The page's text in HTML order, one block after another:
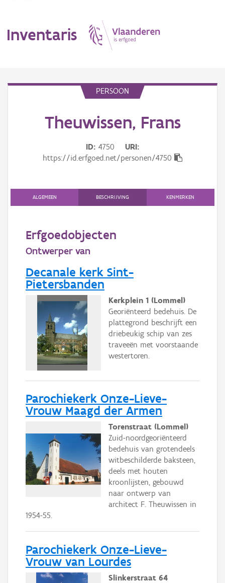
Inventaris
Thema
Persoon of collectief
Downloads
Hergebruik
Aanmelden
PERSOON
Theuwissen, Frans
ID 4750
URI
https://id.erfgoed.net/personen/4750
ALGEMEEN BESCHRIJVING KENMERKEN
Erfgoedobjecten
Ontwerper van
Decanale kerk Sint-
Pietersbanden
Kerkplein 1 (Lommel)
Georiënteerd bedehuis. De
plattegrond beschrijft een
driebeukig schip van zes
traveeën met voorstaande
westertoren.
Parochiekerk Onze-Lieve-
Vrouw Maagd der Armen
Torenstraat (Lommel)
Zuid-noordgeoriënteerd
bedehuis van grotendeels
witbeschilderde baksteen,
deels met houten
kroonlijsten, gebouwd
naar ontwerp van
architect F. Theuwissen in
1954-55.
Parochiekerk Onze-Lieve-
Vrouw van Lourdes
Slinkerstraat 64